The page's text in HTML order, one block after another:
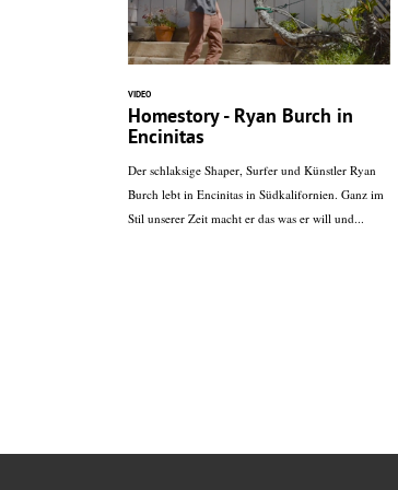
VIDEO
Homestory - Ryan Burch in
Encinitas
Der schlaksige Shaper, Surfer und Künstler Ryan
Burch lebt in Encinitas in Südkalifornien. Ganz im
Stil unserer Zeit macht er das was er will und...